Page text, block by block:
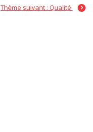
Thème suivant : Qualité